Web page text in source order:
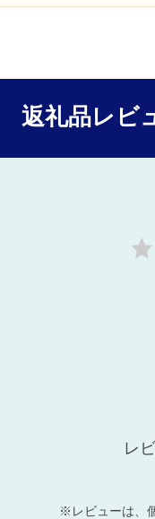
返礼品レビ
レ
※レビューは、